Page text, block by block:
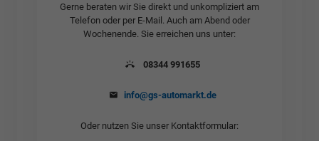
Gerne beraten wir Sie direkt und unkompliziert am
Telefon oder per E-Mail. Auch am Abend oder
Wochenende. Sie erreichen uns unter:
08344 991655
info@gs-automarkt.de
Oder nutzen Sie unser Kontaktformular: